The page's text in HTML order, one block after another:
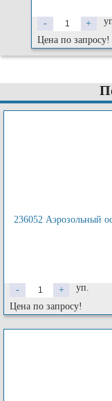
- +
Цена по запросу!
236052 Аэрозольный
- +
уп.
Цена по запросу!